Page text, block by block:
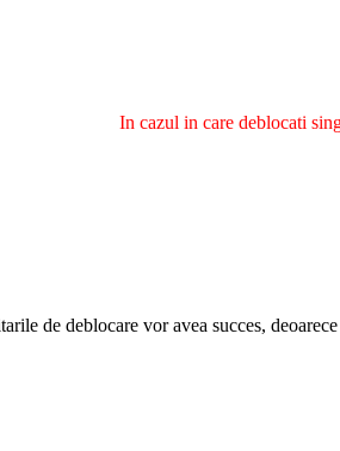
In cazul in care deblocati
de deblocare vor avea succes,